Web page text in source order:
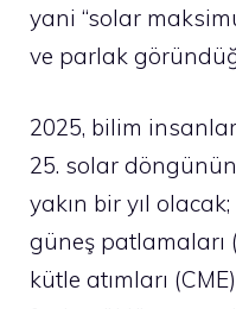
yani “solar
ve parlak
2025, bilim
25. solar
yakın bir yıl
güneş patlamaları
kütle atımları